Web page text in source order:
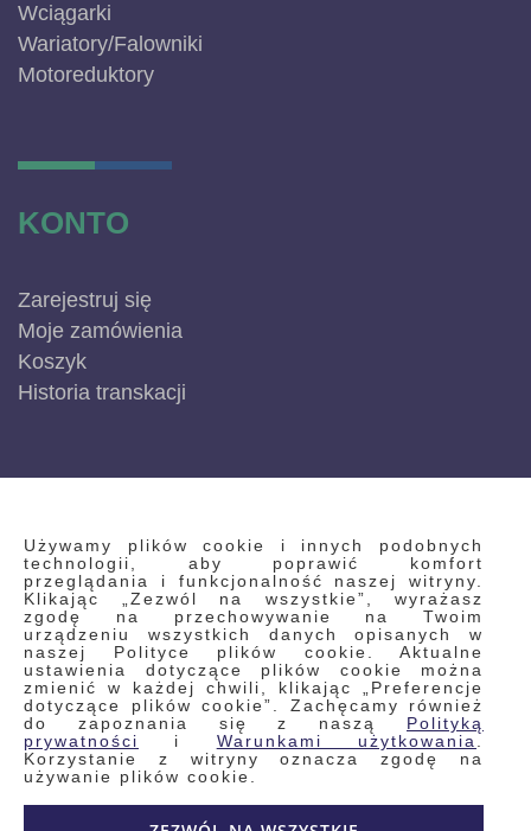
Używamy plików cookie i innych podobnych
technologii, aby poprawić komfort
przeglądania i funkcjonalność naszej witryny.
Klikając „Zezwól na wszystkie”, wyrażasz
zgodę na przechowywanie na Twoim
urządzeniu wszystkich danych opisanych w
naszej Polityce plików cookie. Aktualne
ustawienia dotyczące plików cookie można
zmienić w każdej chwili, klikając „Preferencje
dotyczące plików cookie”. Zachęcamy również
do zapoznania się z naszą Polityką
prywatności
i Warunkami użytkowania
Korzystanie z witryny oznacza zgodę na
używanie plików cookie.
Wciągarki
Wariatory/Falowniki
Motoreduktory
KONTO
Zarejestruj się
Moje zamówienia
Koszyk
Historia transkacji
INFORMACJE
Regulamin
Polityka prywatności i pliki cookie
Wyszukiwane frazy
Wyszukiwanie zaawansowane
Zamówienia
Skontaktuj się z nami
Odstąp od umowy